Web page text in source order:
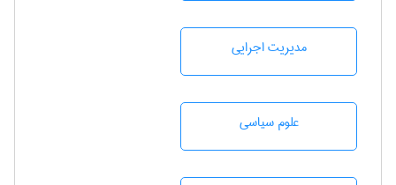
مديريت اجرايی
علوم سياسی